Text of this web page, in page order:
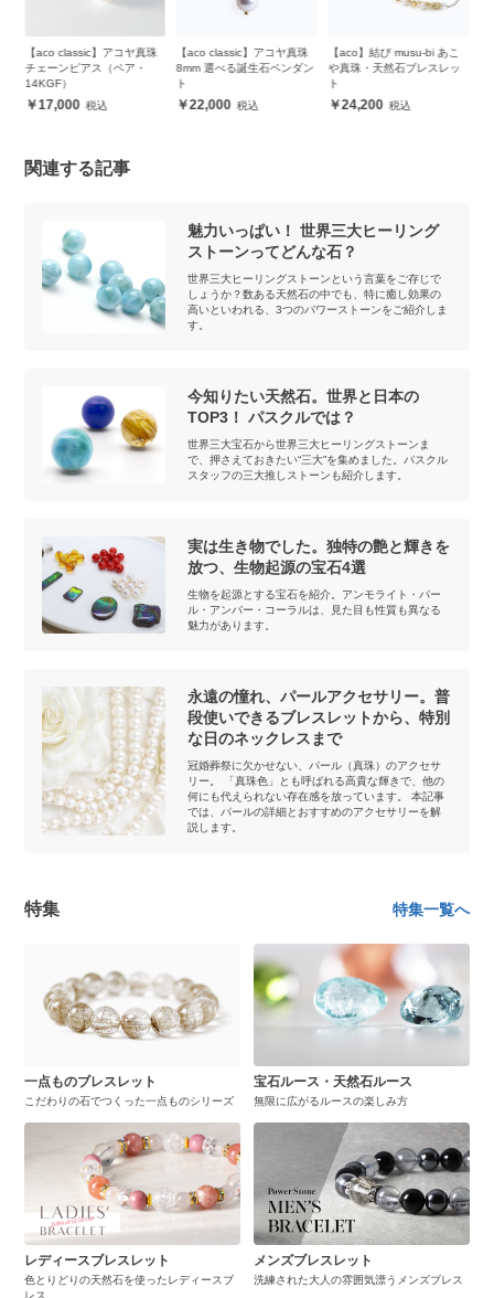
【aco classic】アコヤ真珠
8mm 選べる誕生石ペンダン
ト
22,000
【aco】結び musu-bi あこ
や真珠・天然石ブレスレッ
ト
24,200
【aco classic】アコヤ真珠
4mm 選べる誕生石ネックレ
ス
48,000
関連する記事
魅力いっぱい！ 世界三大ヒーリング
ストーンってどんな石？
世界三大ヒーリングストーンという言葉をご存じで
しょうか？数ある天然石の中でも、特に癒し効果の
高いといわれる、3つのパワーストーンをご紹介しま
す。
今知りたい天然石。世界と日本の
TOP3！ パスクルでは？
世界三大宝石から世界三大ヒーリングストーンま
で、押さえておきたい“三大”を集めました。パスクル
スタッフの三大推しストーンも紹介します。
実は生き物でした。独特の艶と輝きを
放つ、生物起源の宝石4選
生物を起源とする宝石を紹介。アンモライト・パー
ル・アンバー・コーラルは、見た目も性質も異なる
魅力があります。
永遠の憧れ、パールアクセサリー。普
段使いできるブレスレットから、特別
な日のネックレスまで
冠婚葬祭に欠かせない、パール（真珠）のアクセサ
リー。 「真珠色」とも呼ばれる高貴な輝きで、他の
何にも代えられない存在感を放っています。 本記事
では、パールの詳細とおすすめのアクセサリーを解
説します。
特集 特集一覧へ
一点ものブレスレット
こだわりの石でつくった一点ものシリーズ
宝石ルース・天然石ルース
無限に広がるルースの楽しみ方
レディースブレスレット
色とりどりの天然石を使ったレディースブ
レス
メンズブレスレット
洗練された大人の雰囲気漂うメンズブレス